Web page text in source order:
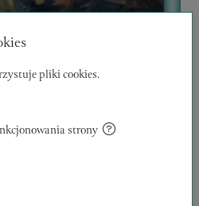
pliki cookies.
strony